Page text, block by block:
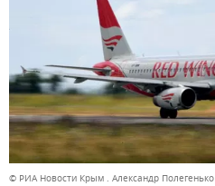
© РИА Новости Крым . Александр Полегенько